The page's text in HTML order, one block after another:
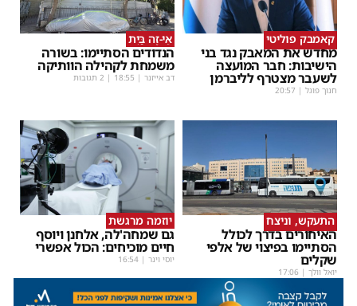
קאמבק פוליטי
מחדש את המאבק נגד בני
הישיבות: חבר המועצה
לשעבר מצטרף לליברמן
חנוך פוגל |
20:57
אֵי-זֶה בַּיִת
הנדודים הסתיימו: בשורה
משמחת לקהילה הוותיקה
דב אייזנר |
18:55 | 2 תגובות
התעקש, וניצח
האיחורים בדרך לכולל
הסתיימו בפיצוי של אלפי
שקלים
יואל וולך |
17:06
יוזמה מרגשת
גם שמחה'לה, אלחנן ויוסף
חיים מוכיחים: הכול אפשרי
יוסי וינר |
16:54